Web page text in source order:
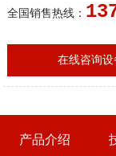
全国销售热线：
在线咨询设
产品介绍